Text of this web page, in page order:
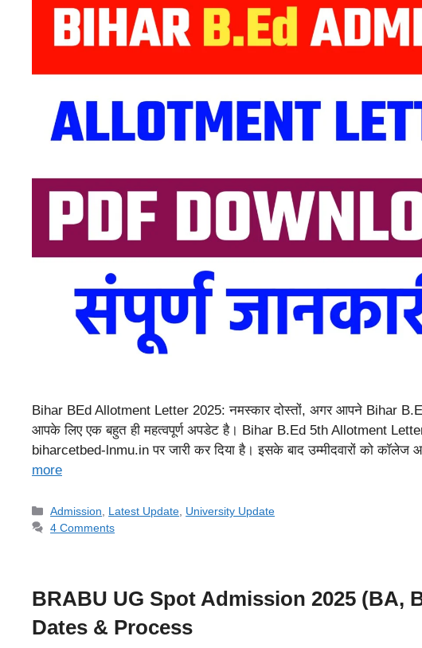
Bihar BEd Allotment Letter 2025: नमस्कार दोस्तों, अगर आपने Bihar
आपके लिए एक बहुत ही महत्वपूर्ण अपडेट है। Bihar B.Ed 5th Allotment
biharcetbed-lnmu.in पर जारी कर दिया है। इसके बाद उम्मीदवारों को
more
Categories
Admission Latest Update University Update
4 Comments
BRABU UG Spot Admission 2025 (BA,
Dates & Process